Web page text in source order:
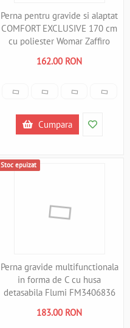
Perna pentru gravide si alaptat
COMFORT EXCLUSIVE 170 cm
cu poliester Womar Zaffiro
162.00 RON
Cumpara
Stoc epuizat
Perna gravide multifunctionala
in forma de C cu husa
detasabila Flumi FM3406836
183.00 RON